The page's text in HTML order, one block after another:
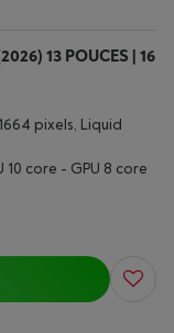
13 POUCES | 16
pixels, Liquid
10 core - GPU 8 core